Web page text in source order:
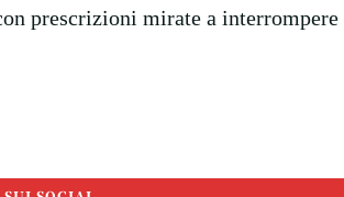
prescrizioni mirate a